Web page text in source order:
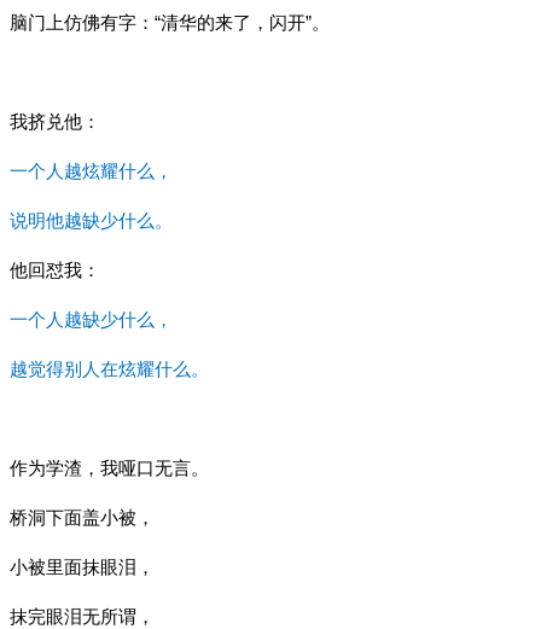
脑门上仿佛有字：“清华的来了，闪开”。
我挤兑他：
一个人越炫耀什么，
说明他越缺少什么。
他回怼我：
一个人越缺少什么，
越觉得别人在炫耀什么。
作为学渣，我哑口无言。
桥洞下面盖小被，
小被里面抹眼泪，
抹完眼泪无所谓，